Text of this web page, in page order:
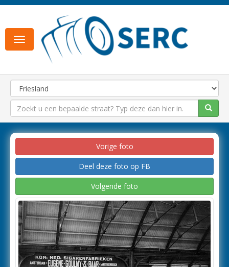
Toggle
navigation
Vorige foto
Deel deze foto op FB
Volgende foto